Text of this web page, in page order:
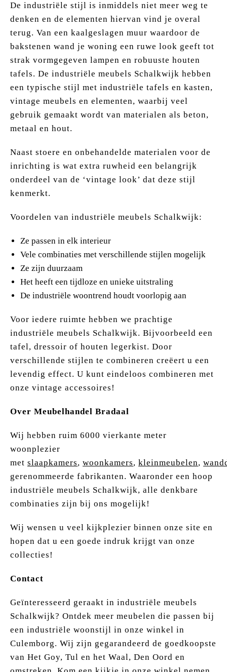
De industriële stijl is inmiddels niet meer weg te
denken en de elementen hiervan vind je overal
terug. Van een kaalgeslagen muur waardoor de
bakstenen wand je woning een ruwe look geeft tot
strak vormgegeven lampen en robuuste houten
tafels. De industriële meubels Schalkwijk hebben
een typische stijl met industriële tafels en kasten,
vintage meubels en elementen, waarbij veel
gebruik gemaakt wordt van materialen als beton,
metaal en hout.
Naast stoere en onbehandelde materialen voor de
inrichting is wat extra ruwheid een belangrijk
onderdeel van de ‘vintage look’ dat deze stijl
kenmerkt.
Voordelen van industriële meubels Schalkwijk:
Ze passen in elk interieur
Vele combinaties met verschillende stijlen mogelijk
Ze zijn duurzaam
Het heeft een tijdloze en unieke uitstraling
De industriële woontrend houdt voorlopig aan
Voor iedere ruimte hebben we prachtige
industriële meubels Schalkwijk. Bijvoorbeeld een
tafel, dressoir of houten legerkist. Door
verschillende stijlen te combineren creëert u een
levendig effect. U kunt eindeloos combineren met
onze vintage accessoires!
Over Meubelhandel Bradaal
Wij hebben ruim 6000 vierkante meter
woonplezier
met slaapkamers, woonkamers, kleinmeubelen,
gerenommeerde fabrikanten. Waaronder een hoop
industriële meubels Schalkwijk, alle denkbare
combinaties zijn bij ons mogelijk!
Wij wensen u veel kijkplezier binnen onze site en
hopen dat u een goede indruk krijgt van onze
collecties!
Contact
Geïnteresseerd geraakt in industriële meubels
Schalkwijk? Ontdek meer meubelen die passen bij
een industriële woonstijl in onze winkel in
Culemborg. Wij zijn gegarandeerd de goedkoopste
van Het Goy, Tul en het Waal, Den Oord en